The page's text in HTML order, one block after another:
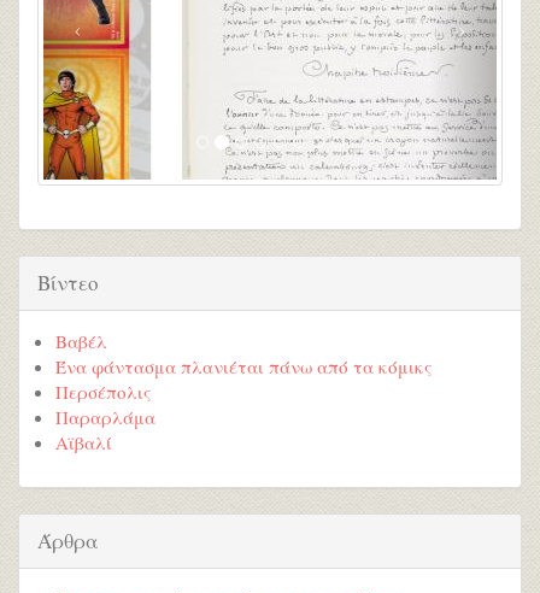
Βίντεο
Βαβέλ
Ένα φάντασμα πλανιέται πάνω από τα κόμικς
Περσέπολις
Παραρλάμα
Αϊβαλί
Άρθρα